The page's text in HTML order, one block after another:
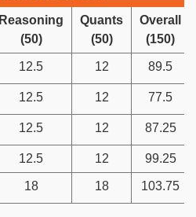
Reasoning
(50)
Quants
(50)
Overall
(150)
12.5 12 89.5
12.5 12 77.5
12.5 12 87.25
12.5 12 99.25
18 18 103.75